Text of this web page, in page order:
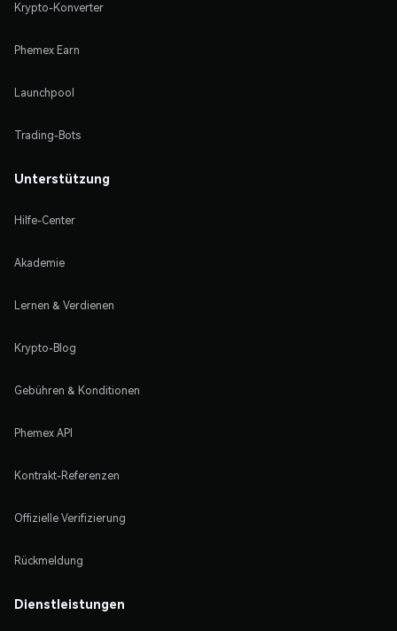
Krypto-Konverter
Phemex Earn
Launchpool
Trading-Bots
Unterstützung
Hilfe-Center
Akademie
Lernen & Verdienen
Krypto-Blog
Gebühren & Konditionen
Phemex API
Kontrakt-Referenzen
Offizielle Verifizierung
Rückmeldung
Dienstleistungen